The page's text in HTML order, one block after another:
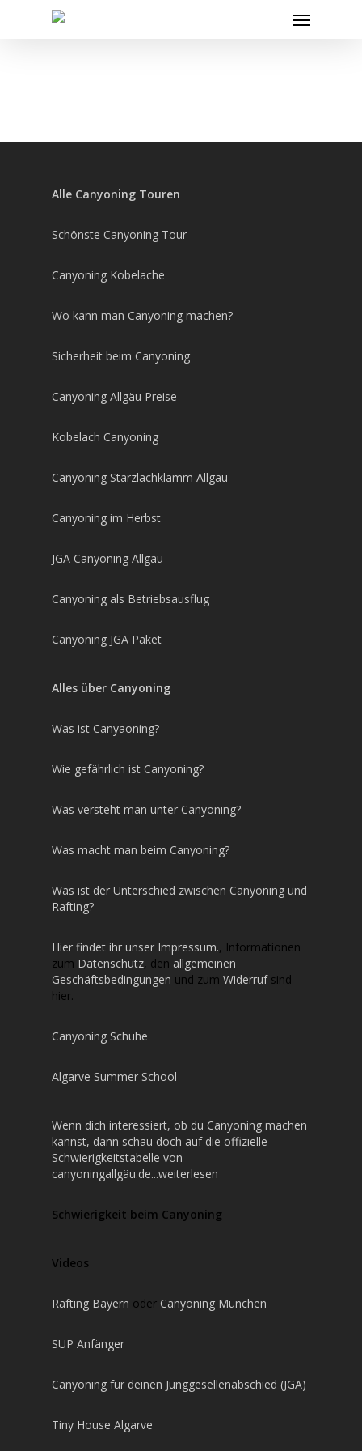
Menu
Alle Canyoning Touren
Schönste Canyoning Tour
Canyoning Kobelache
Wo kann man Canyoning machen?
Sicherheit beim Canyoning
Canyoning Allgäu Preise
Kobelach Canyoning
Canyoning Starzlachklamm Allgäu
Canyoning im Herbst
JGA Canyoning Allgäu
Canyoning als Betriebsausflug
Canyoning JGA Paket
Alles über Canyoning
Was ist Canyaoning?
Wie gefährlich ist Canyoning?
Was versteht man unter Canyoning?
Was macht man beim Canyoning?
Was ist der Unterschied zwischen Canyoning und
Rafting?
Hier findet ihr unser Impressum., Informationen
zum Datenschutz, den allgemeinen
Geschäftsbedingungen und zum Widerrufsind
hier.
Canyoning Schuhe
Algarve Summer School
Wenn dich interessiert, ob du Canyoning machen
kannst, dann schau doch auf die offizielle
Schwierigkeitstabelle von
canyoningallgäu.de...weiterlesen
Schwierigkeit beim Canyoning
Videos
Rafting Bayern oder Canyoning München
SUP Anfänger
Canyoning für deinen Junggesellenabschied (JGA)
Tiny House Algarve